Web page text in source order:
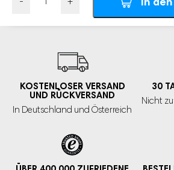
Passform:
Verstellbare Gurte für eine
Mit dem Vulpes Goods® BabyCare
geben Sie Ihrem Baby die Freiheit,
entdecken und zu spielen, während
Sicherheit und seinen Komfort
tolles Geschenk für Babys, die ihre
KOSTENLOSER VERSAND
UND RÜCKVERSAND
In Deutschland und Österreich
30
Nicht